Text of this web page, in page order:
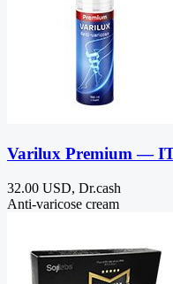
Varilux Premium —
32.00 USD, Dr.cash
Anti-varicose cream